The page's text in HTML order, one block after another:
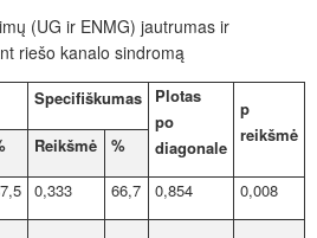
(UG ir ENMG) jautrumas ir
riešo kanalo sindromą
Specifiškumas
Plotas
po
diagonale
p
reikšmė
Reikšmė
%
0,333 66,7 0,854
0,008